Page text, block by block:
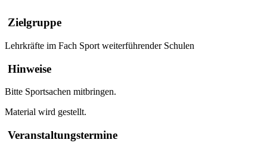
Zielgruppe
Lehrkräfte im Fach Sport weiterführender Schulen
Hinweise
Bitte Sportsachen mitbringen.
Material wird gestellt.
Veranstaltungstermine